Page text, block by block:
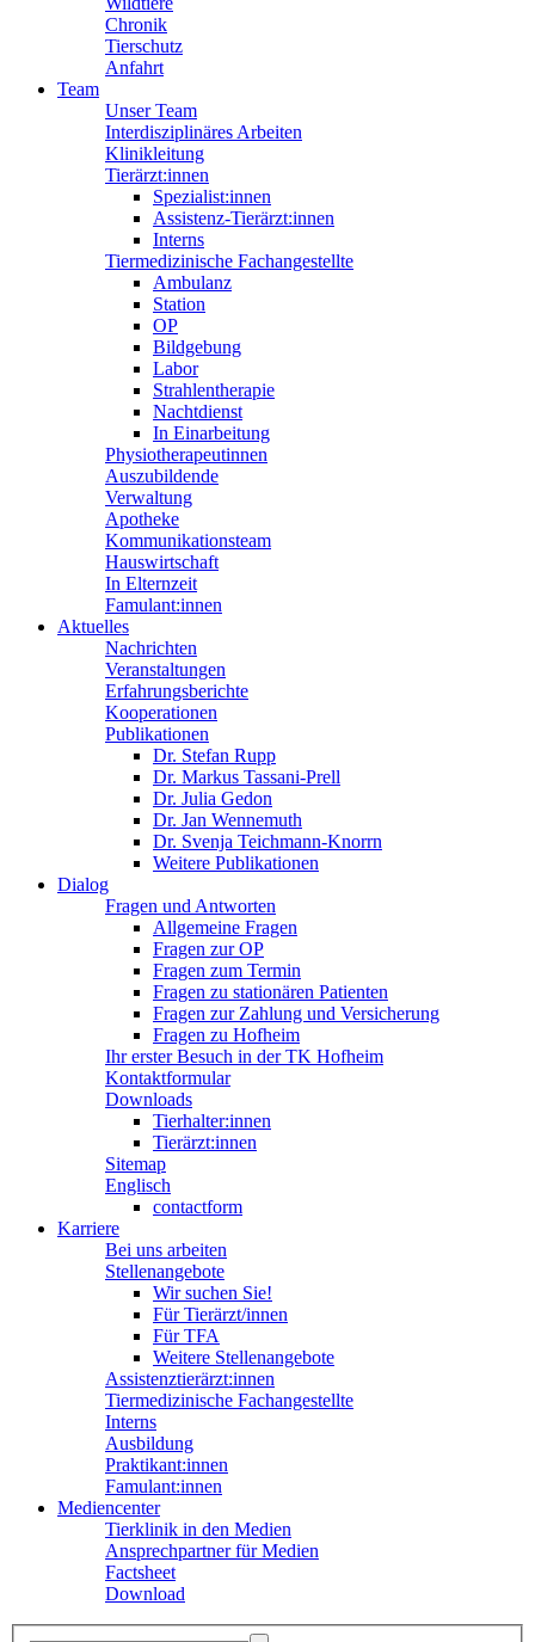
Chronik
Tierschutz
Anfahrt
Team
Unser Team
Interdisziplinäres Arbeiten
Klinikleitung
Tierärzt:innen
Spezialist:innen
Assistenz-Tierärzt:innen
Interns
Tiermedizinische Fachangestellte
Ambulanz
Station
OP
Bildgebung
Labor
Strahlentherapie
Nachtdienst
In Einarbeitung
Physiotherapeutinnen
Auszubildende
Verwaltung
Apotheke
Kommunikationsteam
Hauswirtschaft
In Elternzeit
Famulant:innen
Aktuelles
Nachrichten
Veranstaltungen
Erfahrungsberichte
Kooperationen
Publikationen
Dr. Stefan Rupp
Dr. Markus Tassani-Prell
Dr. Julia Gedon
Dr. Jan Wennemuth
Dr. Svenja Teichmann-Knorrn
Weitere Publikationen
Dialog
Fragen und Antworten
Allgemeine Fragen
Fragen zur OP
Fragen zum Termin
Fragen zu stationären Patienten
Fragen zur Zahlung und Versicherung
Fragen zu Hofheim
Ihr erster Besuch in der TK Hofheim
Kontaktformular
Downloads
Tierhalter:innen
Tierärzt:innen
Sitemap
Englisch
contactform
Karriere
Bei uns arbeiten
Stellenangebote
Wir suchen Sie!
Für Tierärzt/innen
Für TFA
Weitere Stellenangebote
Assistenztierärzt:innen
Tiermedizinische Fachangestellte
Interns
Ausbildung
Praktikant:innen
Famulant:innen
Mediencenter
Tierklinik in den Medien
Ansprechpartner für Medien
Factsheet
Download